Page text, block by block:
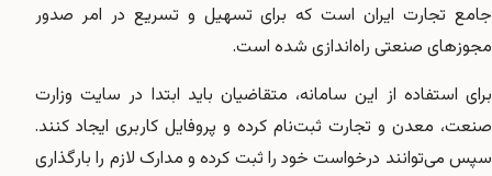
جامع تجارت ایران است که برای تسهیل و تسریع در امر صدور
مجوزهای صنعتی راه‌اندازی شده است.
برای استفاده از این سامانه، متقاضیان باید ابتدا در سایت وزارت
صنعت، معدن و تجارت ثبت‌نام کرده و پروفایل کاربری ایجاد کنند.
سپس می‌توانند درخواست خود را ثبت کرده و مدارک لازم را بارگذاری